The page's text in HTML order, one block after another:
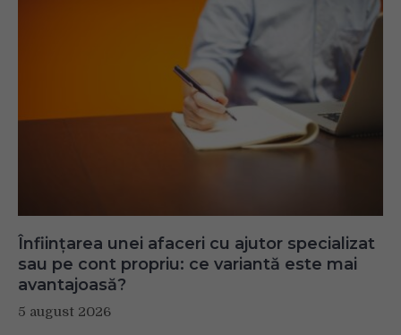
Înființarea unei afaceri cu ajutor specializat
sau pe cont propriu: ce variantă este mai
avantajoasă?
5 august 2026